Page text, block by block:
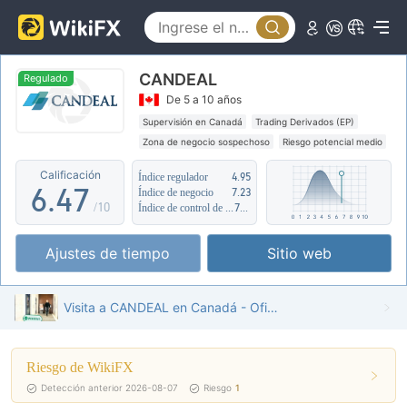
Regulado CANDEAL
De 5 a 10 años
Supervisión en Canadá
Trading Derivados (EP)
Zona de negocio sospechoso
Riesgo potencial medio
Calificación
1
2
3
5
6
7
8
9
.
0
1
3
4
5
6
7
8
9
2
3
4
6
7
8
9
/10
Índice regulador
4.95
Índice de negocio
7.23
Ajustes de tiempo Sitio web
Visita a CANDEAL en Canadá - Oficina Encontrada
Riesgo de WikiFX
Detección anterior 2026-08-07 Riesgo 1